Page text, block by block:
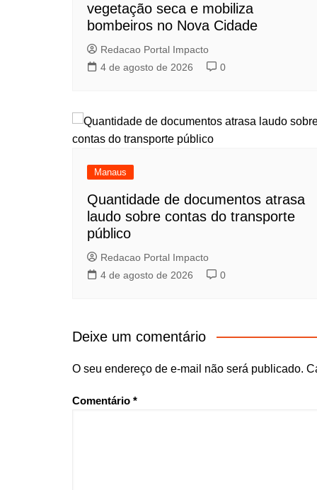
vegetação seca e mobiliza
bombeiros no Nova Cidade
Redacao Portal Impacto
4 de agosto de 2026
0
Manaus
Quantidade de documentos atrasa
laudo sobre contas do transporte
público
Redacao Portal Impacto
4 de agosto de 2026
0
Deixe um comentário
O seu endereço de e-mail não será publicado.
Comentário *